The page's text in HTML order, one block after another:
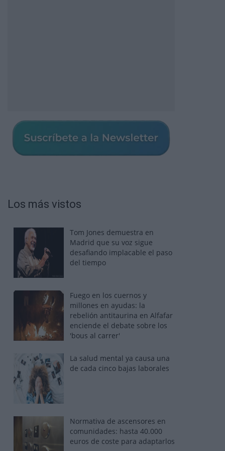
Los más vistos
Tom Jones demuestra en
Madrid que su voz sigue
desafiando implacable el paso
del tiempo
Fuego en los cuernos y
millones en ayudas: la
rebelión antitaurina en Alfafar
enciende el debate sobre los
'bous al carrer'
La salud mental ya causa una
de cada cinco bajas laborales
Normativa de ascensores en
comunidades: hasta 40.000
euros de coste para adaptarlos